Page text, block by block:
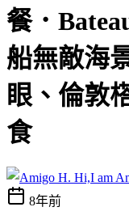
餐．
船無敵海
眼、倫敦
食
8年前